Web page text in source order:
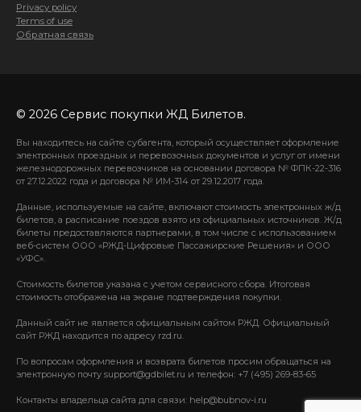
Privacy policy
Terms of use
Обратная связь
© 2026 Сервис покупки ЖД Билетов.
Вы находитесь на сайте субагента, который осуществляет оформление
электронных проездных и перевозочных документов и услуг от имени
железнодорожных перевозчиков на основании договора № ФПК-22-316
от 27.12.2022 года и договора № ИМ-314 от 29.12.2017 года.
Данные, используемые на сайте, включают стоимость электронных ж/д
билетов, а расписание поездов взято из официальных источников. Ж/д
билеты предоставляются партнерами, в том числе с использованием
веб-систем ООО «РЖД-Цифровые Пассажирские Решения» и ООО
«УФС».
Стоимость билетов указана с учетом сервисного сбора. Итоговая
стоимость отображена на экране подтверждения покупки.
Данный сайт не является официальным сайтом РЖД. Официальный
сайт РЖД находится по адресу rzd.ru.
По вопросам оформления и возврата билетов просим обращаться на
электронную почту support@gdbilet.ru и телефон: +7 (495) 269-83-65
Контакты владельца сайта для связи: help@bubnov-i.ru